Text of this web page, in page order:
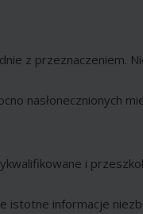
z przeznaczeniem.
nasłonecznionych
i
istotne informacje